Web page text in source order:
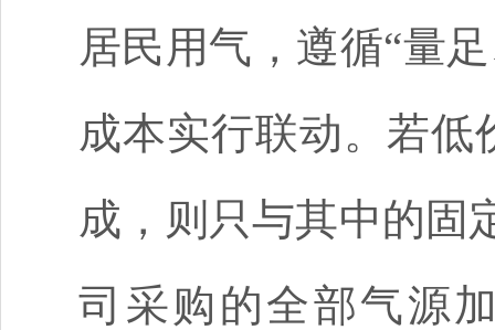
居民用气，遵循“量
成本实行联动。若
成，则只与其中的固
司采购的全部气源